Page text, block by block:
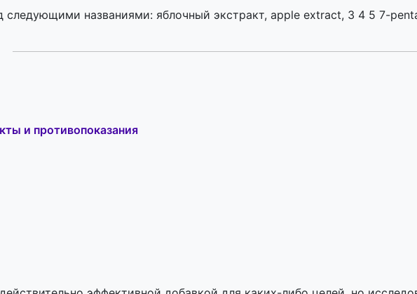
следующими названиями: яблочный экстракт, apple extract, 3 4 5 7-
и противопоказания